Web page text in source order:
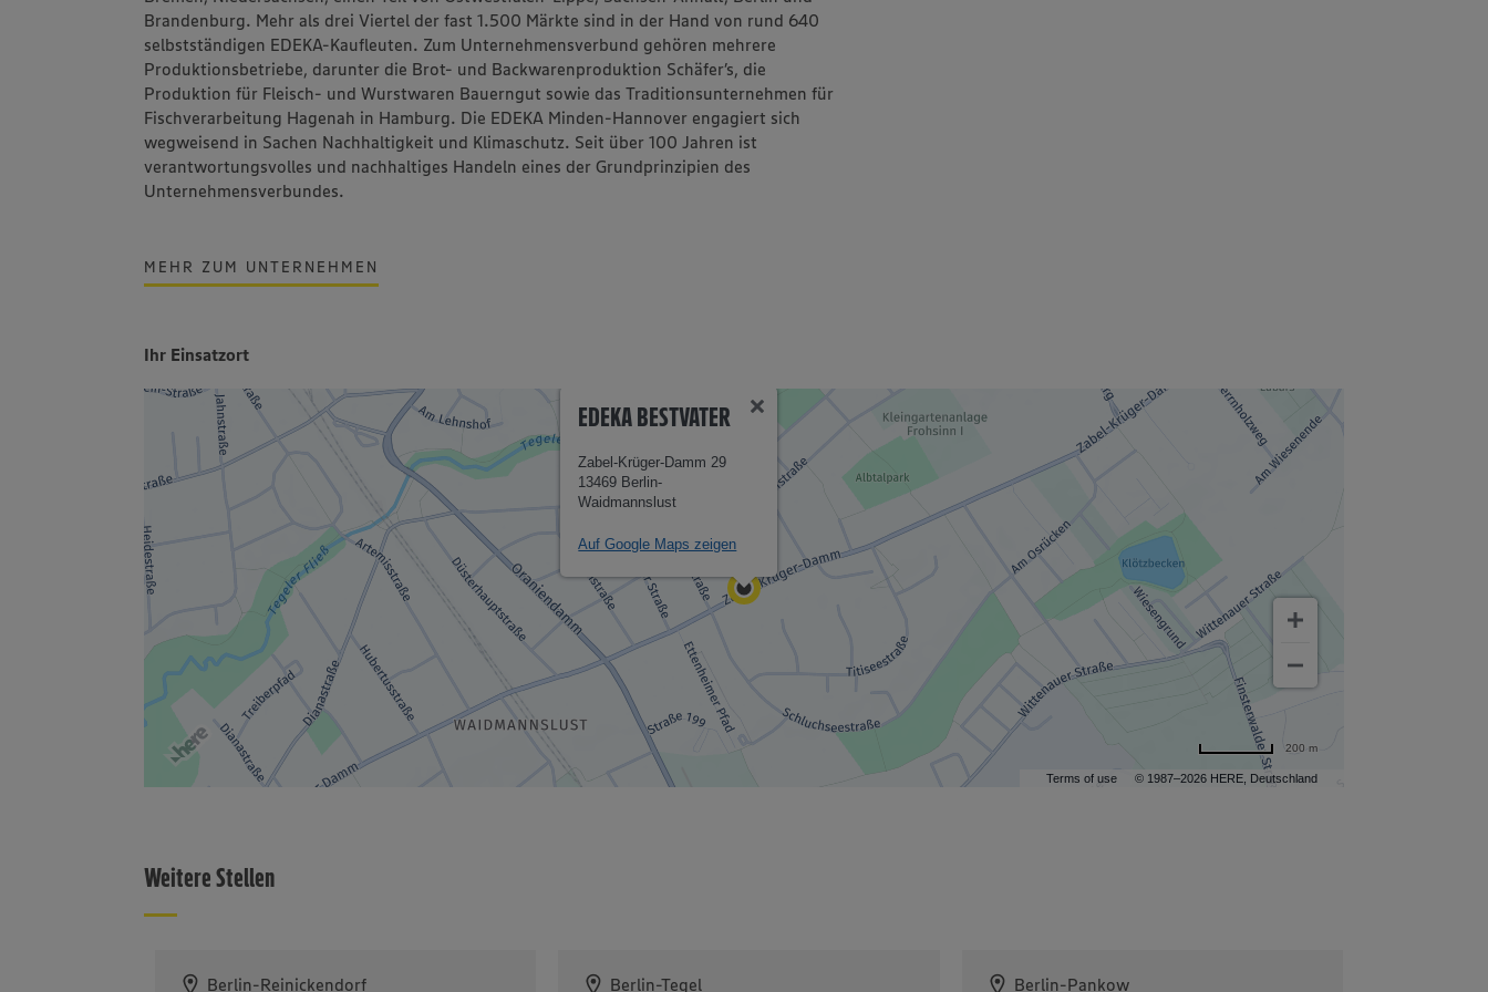
Brandenburg. Mehr als drei Viertel der fast 1.500 Märkte sind in der Hand von rund 640
selbstständigen EDEKA-Kaufleuten. Zum Unternehmensverbund gehören mehrere
Produktionsbetriebe, darunter die Brot- und Backwarenproduktion Schäfer’s, die
Produktion für Fleisch- und Wurstwaren Bauerngut sowie das Traditionsunternehmen für
Fischverarbeitung Hagenah in Hamburg. Die EDEKA Minden-Hannover engagiert sich
wegweisend in Sachen Nachhaltigkeit und Klimaschutz. Seit über 100 Jahren ist
verantwortungsvolles und nachhaltiges Handeln eines der Grundprinzipien des
Unternehmensverbundes.
MEHR ZUM UNTERNEHMEN
Ihr Einsatzort
Terms of use © 1987–2026 HERE, Deutschland
EDEKA BESTVATER
Zabel-Krüger-Damm 29
13469 Berlin-
Waidmannslust
Auf Google Maps zeigen
200 m
Weitere Stellen
Berlin-Reinickendorf Berlin-Tegel Berlin-Pankow